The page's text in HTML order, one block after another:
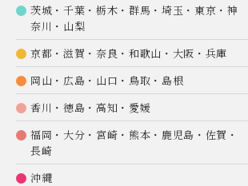
茨城・千葉・栃木・群馬・埼玉・東京・神
奈川・山梨
京都・滋賀・奈良・和歌山・大阪・兵庫
岡山・広島・山口・鳥取・島根
香川・徳島・高知・愛媛
福岡・大分・宮崎・熊本・鹿児島・佐賀・
長崎
沖縄